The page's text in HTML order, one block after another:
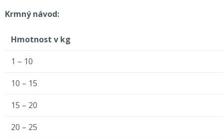
Krmný návod:
Hmotnost v kg
1 – 10
10 – 15
15 – 20
20 – 25